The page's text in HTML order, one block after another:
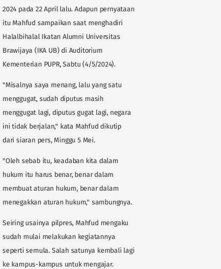
2024 pada 22 April lalu. Adapun pernyataan
itu Mahfud sampaikan saat menghadiri
Halalbihalal Ikatan Alumni Universitas
Brawijaya (IKA UB) di Auditorium
Kementerian PUPR, Sabtu (4/5/2024).
"Misalnya saya menang, lalu yang satu
menggugat, sudah diputus masih
menggugat lagi, diputus gugat lagi, negara
ini tidak berjalan," kata Mahfud dikutip
dari siaran pers, Minggu 5 Mei.
"Oleh sebab itu, keadaban kita dalam
hukum itu harus benar, benar dalam
membuat aturan hukum, benar dalam
menegakkan aturan hukum," sambungnya.
Seiring usainya pilpres, Mahfud mengaku
sudah mulai melakukan kegiatannya
seperti semula. Salah satunya kembali lagi
ke kampus-kampus untuk mengajar.